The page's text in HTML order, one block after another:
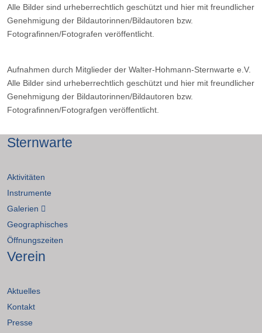
Alle Bilder sind urheberrechtlich geschützt und hier mit freundlicher
Genehmigung der Bildautorinnen/Bildautoren bzw.
Fotografinnen/Fotografen veröffentlicht.
Aufnahmen durch Mitglieder der Walter-Hohmann-Sternwarte e.V.
Alle Bilder sind urheberrechtlich geschützt und hier mit freundlicher
Genehmigung der Bildautorinnen/Bildautoren bzw.
Fotografinnen/Fotografgen veröffentlicht.
Sternwarte
Aktivitäten
Instrumente
Galerien
Geographisches
Öffnungszeiten
Verein
Aktuelles
Kontakt
Presse